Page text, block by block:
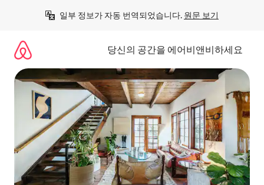
일부 정보가 자동 번역되었습니다. 원문 보기
당신의 공간을 에어비앤비하세요